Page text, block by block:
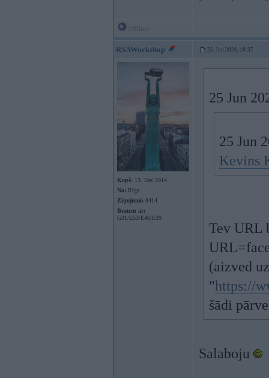
RSAWorkshop 25. Jun 2026, 19:37
Kopš: 13. Dec 2014
No: Rīga
Ziņojumi: 8414
Braucu ar:
G31/E53/E46/E39
25 Jun
25 Jun
Kevins
Tev URL
(aizved uz
"https://
šādi
Salaboju